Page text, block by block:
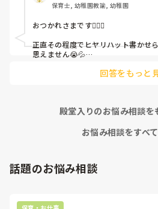
これだけで30〜40分拘束されて辛い
皆さんの園はどうですか?
保育士, 幼稚園教諭, 幼稚園
おつかれさまです🙇🏻‍♀️
正直その程度でヒヤリハット書かせ
思えません😭💦
回答をもっと
殿堂入りのお悩み相談を
お悩み相談をすべ
話題のお悩み相談